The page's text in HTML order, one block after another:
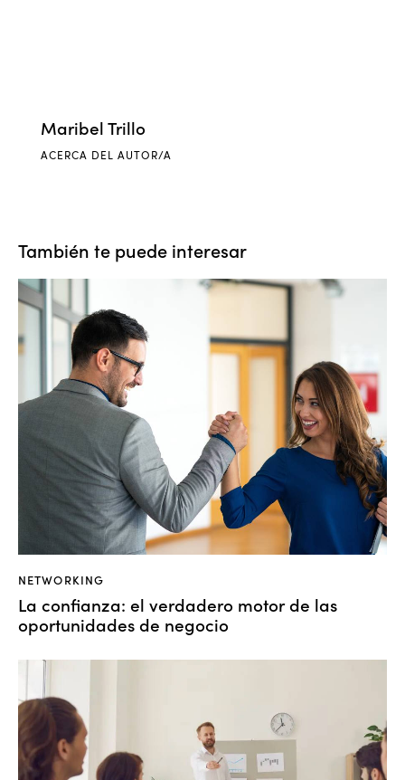
Maribel Trillo
ACERCA DEL AUTOR/A
También te puede interesar
NETWORKING
La confianza: el verdadero motor de las
oportunidades de negocio